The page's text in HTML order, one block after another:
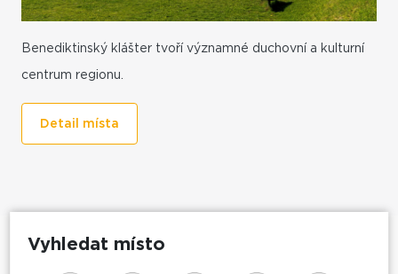
Benediktinský klášter tvoří významné duchovní a kulturní
centrum regionu.
Detail místa
Vyhledat místo